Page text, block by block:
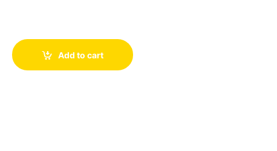
Add to cart